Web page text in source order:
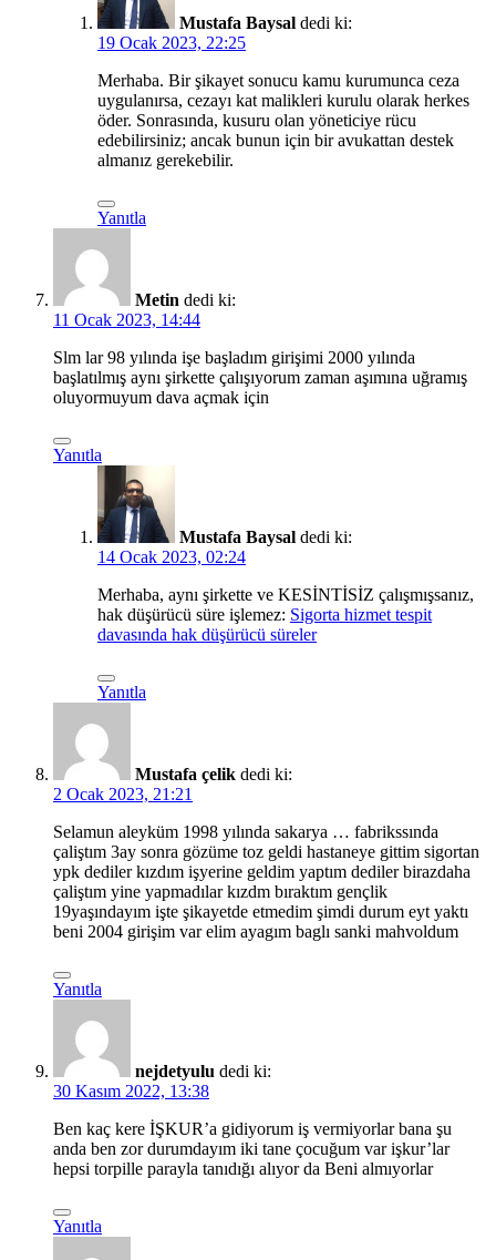
Mustafa Baysal dedi ki:
19 Ocak 2023, 22:25
Merhaba. Bir şikayet sonucu kamu kurumunca ceza
uygulanırsa, cezayı kat malikleri kurulu olarak herkes
öder. Sonrasında, kusuru olan yöneticiye rücu
edebilirsiniz; ancak bunun için bir avukattan destek
almanız gerekebilir.
Yanıtla
Metin dedi ki:
11 Ocak 2023, 14:44
Slm lar 98 yılında işe başladım girişimi 2000 yılında
başlatılmış aynı şirkette çalışıyorum zaman aşımına uğramış
oluyormuyum dava açmak için
Yanıtla
Mustafa Baysal dedi ki:
14 Ocak 2023, 02:24
Merhaba, aynı şirkette ve KESİNTİSİZ çalışmışsanız,
hak düşürücü süre işlemez: Sigorta hizmet tespit
davasında hak düşürücü süreler
Yanıtla
Mustafa çelik dedi ki:
2 Ocak 2023, 21:21
Selamun aleyküm 1998 yılında sakarya … fabrikssında
çaliştım 3ay sonra gözüme toz geldi hastaneye gittim sigortan
ypk dediler kızdım işyerine geldim yaptım dediler birazdaha
çaliştım yine yapmadılar kızdm bıraktım gençlik
19yaşındayım işte şikayetde etmedim şimdi durum eyt yaktı
beni 2004 girişim var elim ayagım baglı sanki mahvoldum
Yanıtla
nejdetyulu dedi ki:
30 Kasım 2022, 13:38
Ben kaç kere İŞKUR’a gidiyorum iş vermiyorlar bana şu
anda ben zor durumdayım iki tane çocuğum var işkur’lar
hepsi torpille parayla tanıdığı alıyor da Beni almıyorlar
Yanıtla